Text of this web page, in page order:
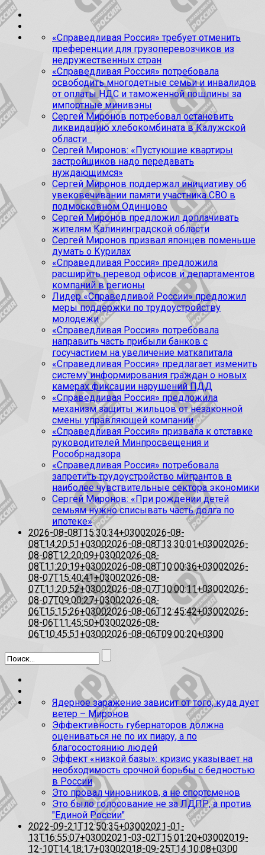
«Справедливая Россия» требует отменить
преференции для грузоперевозчиков из
недружественных стран
«Справедливая Россия» потребовала
освободить многодетные семьи и инвалидов
от оплаты НДС и таможенной пошлины за
импортные минивэны
Сергей Миронов потребовал остановить
ликвидацию хлебокомбината в Калужской
области
Сергей Миронов: «Пустующие квартиры
застройщиков надо передавать
нуждающимся»
Сергей Миронов поддержал инициативу об
увековечивании памяти участника СВО в
подмосковном Одинцово
Сергей Миронов предложил доплачивать
жителям Калининградской области
Сергей Миронов призвал японцев поменьше
думать о Курилах
«Справедливая Россия» предложила
расширить перевод офисов и департаментов
компаний в регионы
Лидер «Справедливой России» предложил
меры поддержки по трудоустройству
молодежи
«Справедливая Россия» потребовала
направить часть прибыли банков с
госучастием на увеличение маткапитала
«Справедливая Россия» предлагает изменить
систему информирования граждан о новых
камерах фиксации нарушений ПДД
«Справедливая Россия» предложила
механизм защиты жильцов от незаконной
смены управляющей компании
«Справедливая Россия» призвала к отставке
руководителей Минпросвещения и
Рособрнадзора
«Справедливая Россия» потребовала
запретить трудоустройство мигрантов в
наиболее чувствительные сектора экономики
Сергей Миронов: «При рождении детей
семьям нужно списывать часть долга по
ипотеке»
2026-08-08T15:30:34+03002026-08-
08T14:20:51+03002026-08-08T13:30:01+03002026-
08-08T12:20:09+03002026-08-
08T11:20:19+03002026-08-08T10:00:36+03002026-
08-07T15:40:41+03002026-08-
07T11:20:52+03002026-08-07T10:00:11+03002026-
08-07T09:00:27+03002026-08-
06T15:15:26+03002026-08-06T12:45:42+03002026-
08-06T11:45:50+03002026-08-
06T10:45:51+03002026-08-06T09:00:20+0300
Ядерное заражение зависит от того, куда дует
ветер – Миронов
Эффективность губернаторов должна
оцениваться не по их пиару, а по
благосостоянию людей
Эффект «низкой базы»: кризис указывает на
необходимость срочной борьбы с бедностью
в России
Это провал чиновников, а не спортсменов
Это было голосование не за ЛДПР, а против
"Единой России"
2022-09-21T12:50:35+03002021-01-
13T16:55:07+03002021-03-02T15:01:20+03002019-
12-10T14:18:17+03002018-09-25T14:10:08+0300